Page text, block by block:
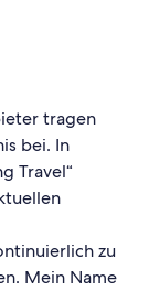
tragen
bei. In
Travel“
zu
Mein Name